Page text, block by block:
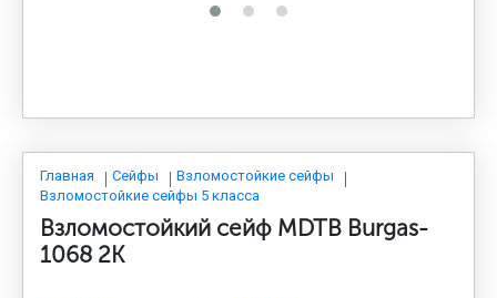
СИСТЕМЫ ХРАНЕНИЯ
МЕБЕЛЬ ДЛЯ ДОМА
МЕБЕЛЬ ДЛЯ СТОЛОВЫХ
Главная Сейфы
Взломостойкие сейфы
Взломостойкие сейфы 5 класса
Взломостойкий сейф MDTB Burgas-
1068 2K